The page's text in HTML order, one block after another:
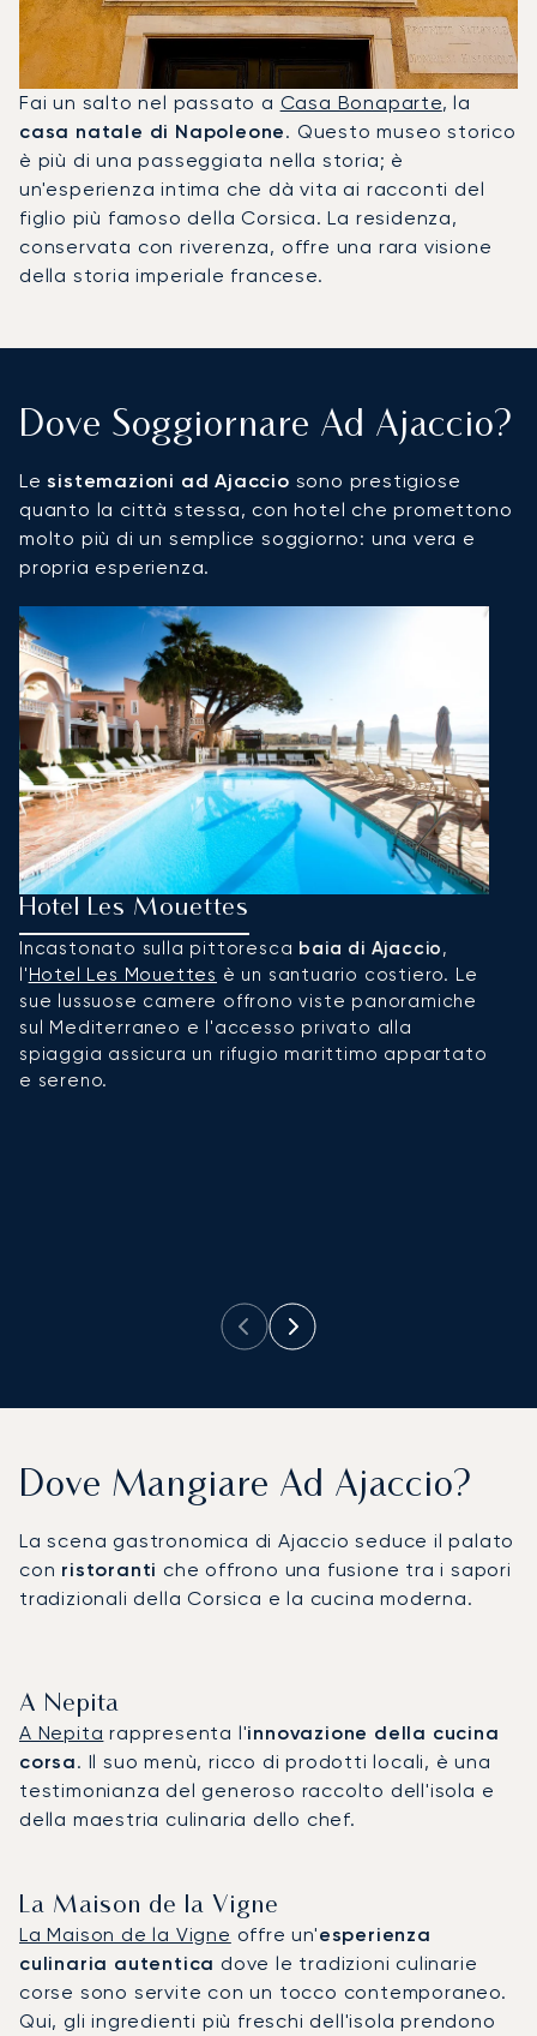
Fai un salto nel passato a Casa Bonaparte, la
casa natale di Napoleone. Questo museo storico
è più di una passeggiata nella storia; è
un'esperienza intima che dà vita ai racconti del
figlio più famoso della Corsica. La residenza,
conservata con riverenza, offre una rara visione
della storia imperiale francese.
Dove Soggiornare Ad Ajaccio?
Lesistemazioni ad Ajaccio sono prestigiose
quanto la città stessa, con hotel che promettono
molto più di un semplice soggiorno: una vera e
propria esperienza.
Hotel Les Mouettes
Incastonato sulla pittoresca baia di Ajaccio,
l'Hotel Les Mouettes è un santuario costiero. Le
sue lussuose camere offrono viste panoramiche
sul Mediterraneo e l'accesso privato alla
spiaggia assicura un rifugio marittimo appartato
e sereno.
Dove Mangiare Ad Ajaccio?
La scena gastronomica di Ajaccio seduce il palato
con ristoranti che offrono una fusione tra i sapori
tradizionali della Corsica e la cucina moderna.
A Nepita
A Nepita rappresenta l'innovazione della cucina
corsa. Il suo menù, ricco di prodotti locali, è una
testimonianza del generoso raccolto dell'isola e
della maestria culinaria dello chef.
La Maison de la Vigne
La Maison de la Vigne offre un'esperienza
culinaria autentica dove le tradizioni culinarie
corse sono servite con un tocco contemporaneo.
Qui, gli ingredienti più freschi dell'isola prendono